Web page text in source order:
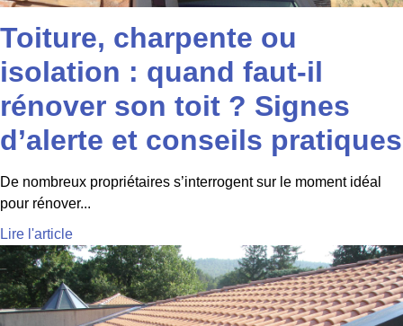
Toiture, charpente ou
isolation : quand faut-il
rénover son toit ? Signes
d’alerte et conseils pratiques
De nombreux propriétaires s’interrogent sur le moment idéal
pour rénover...
Lire l'article